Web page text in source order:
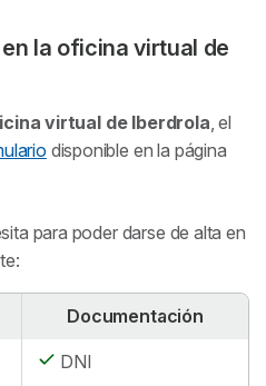
la oficina virtual de
virtual de Iberdrola, el
disponible en la página
para poder darse de alta en
Documentación
DNI